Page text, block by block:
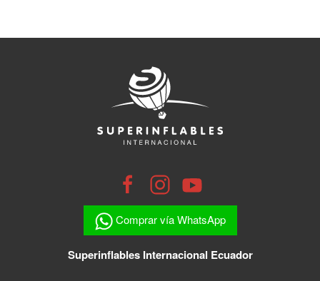
Comprar vía WhatsApp
Superinflables Internacional Ecuador